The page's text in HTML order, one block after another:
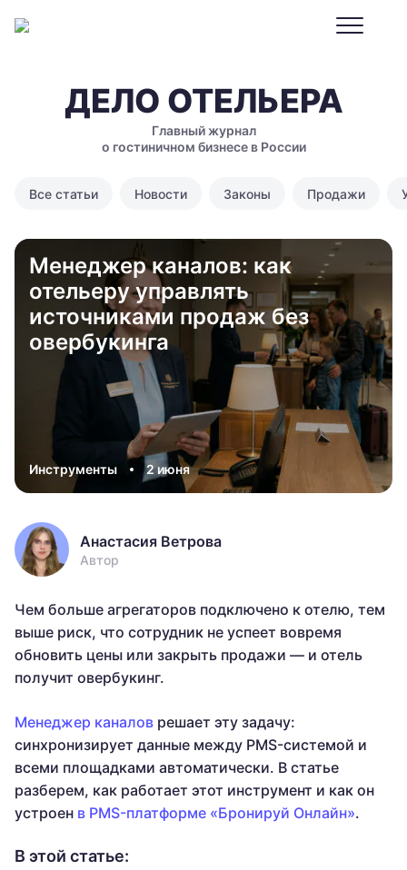
ДЕЛО ОТЕЛЬЕРА
Главный журнал
о гостиничном бизнесе в России
Все статьи Новости Законы Продажи
Менеджер каналов: как
отельеру управлять
источниками продаж без
овербукинга
Инструменты 2 июня
Анастасия Ветрова
Автор
Чем больше агрегаторов подключено к отелю, тем
выше риск, что сотрудник не успеет вовремя
обновить цены или закрыть продажи — и отель
получит овербукинг.
Менеджер каналов решает эту задачу:
синхронизирует данные между PMS-системой и
всеми площадками автоматически. В статье
разберем, как работает этот инструмент и как он
устроен в PMS-платформе «Бронируй Онлайн».
В этой статье: